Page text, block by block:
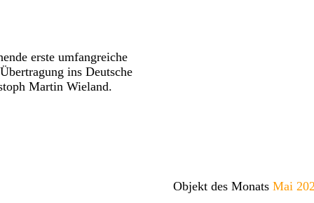
erste umfangreiche
ins Deutsche
Martin Wieland.
Objekt des Monats Mai